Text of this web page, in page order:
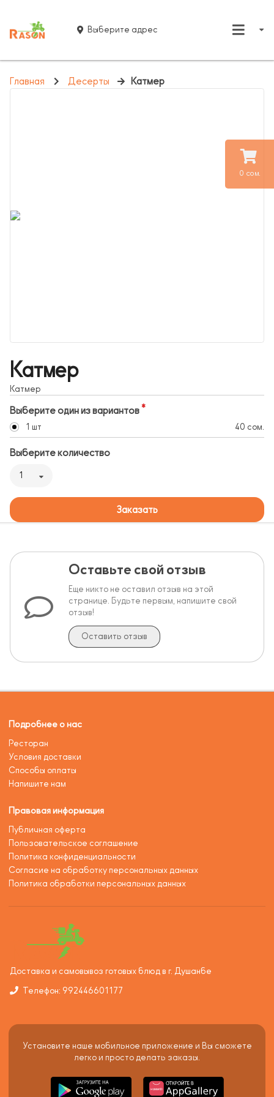
0 сом.
Выберите адрес
Главная Десерты Катмер
Катмер
Катмер
Выберите один из вариантов
1 шт 40 сом.
Выберите количество
1
Заказать
Оставьте свой отзыв
Еще никто не оставил отзыв на этой
странице. Будьте первым, напишите свой
отзыв!
Оставить отзыв
Подробнее о нас
Ресторан
Условия доставки
Способы оплаты
Напишите нам
Правовая информация
Публичная оферта
Пользовательское соглашение
Политика конфиденциальности
Согласие на обработку персональных данных
Политика обработки персональных данных
Доставка и самовывоз готовых блюд в г. Душанбе
Телефон: 992446601177
Установите наше мобильное приложение и Вы сможете
легко и просто делать заказы.